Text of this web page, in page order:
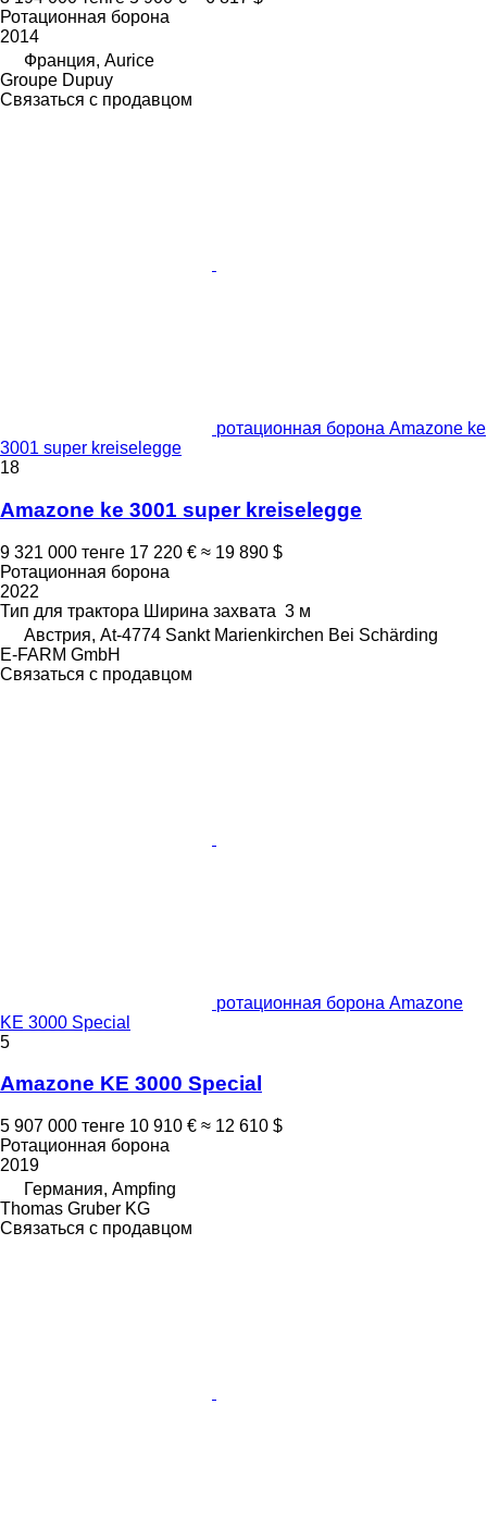
Ротационная борона
2014
Франция, Aurice
Groupe Dupuy
Связаться с продавцом
ротационная борона Amazone ke
3001 super kreiselegge
18
Amazone ke 3001 super kreiselegge
9 321 000 тенге 17 220 € ≈ 19 890 $
Ротационная борона
2022
Тип для трактора Ширина захвата 3 м
Австрия, At-4774 Sankt Marienkirchen Bei Schärding
E-FARM GmbH
Связаться с продавцом
ротационная борона Amazone
KE 3000 Special
5
Amazone KE 3000 Special
5 907 000 тенге 10 910 € ≈ 12 610 $
Ротационная борона
2019
Германия, Ampfing
Thomas Gruber KG
Связаться с продавцом